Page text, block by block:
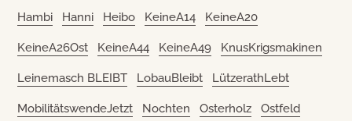
Hambi Hanni Heibo KeineA14 KeineA20
KeineA26Ost KeineA44 KeineA49 KnusKrigsmakinen
Leinemasch BLEIBT LobauBleibt LützerathLebt
MobilitätswendeJetzt Nochten Osterholz Ostfeld